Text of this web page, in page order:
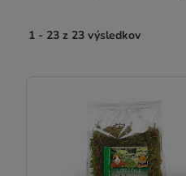
1 - 23 z 23 výsledkov